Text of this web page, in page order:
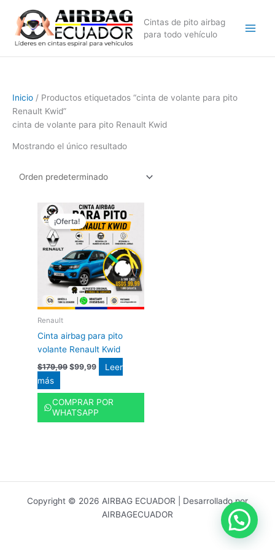
contenido
Cintas de pito airbag
para todo vehículo
Inicio / Productos etiquetados “cinta de volante para pito
Renault Kwid”
cinta de volante para pito Renault Kwid
Mostrando el único resultado
¡Oferta!
Renault
Cinta airbag para pito
volante Renault Kwid
$179,99
precio
original
era:
$179,99.
$99,99
El
precio
actual
es:
$99,99.
Leer
más
COMPRAR POR
WHATSAPP
Copyright © 2026 AIRBAG ECUADOR | Desarrollado por
AIRBAGECUADOR